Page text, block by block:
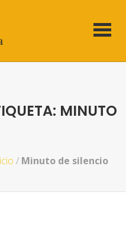
MINUTO
/ Minuto de silencio